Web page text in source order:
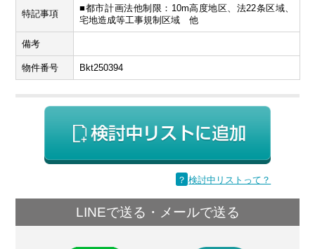
特記事項
■都市計画法他制限：10m高度地区、法22条区域、
宅地造成等工事規制区域 他
備考
物件番号 Bkt250394
？ 検討中リストって？
LINEで送る・メールで送る